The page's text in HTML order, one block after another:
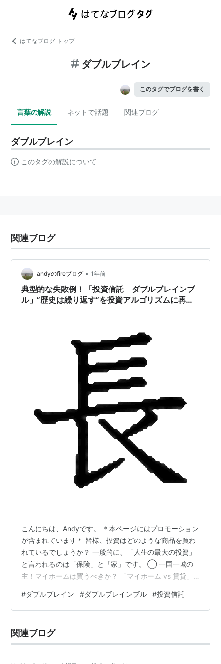
はてなブログ トップ
ダブルブレイン
このタグでブログを書く
言葉の解説 ネットで話題 関連ブログ
ダブルブレイン
このタグの解説について
関連ブログ
andyのfireブログ • 1年前
典型的な失敗例！「投資信託 ダブルブレインブ
ル」”歴史は繰り返す”を投資アルゴリズムに再現
こんにちは、Andyです。 ＊本ページにはプロモーション
が含まれています＊ 皆様、投資はどのような商品を買わ
れているでしょうか？ 一般的に、「人生の最大の投資」
と言われるのは「保険」と「家」です。 ◯ 一国一城の
主！マイホームは買うべきか？ 「マイホーム vs 賃貸」
以下のとおりです。 現金一括購入以外はローン＝借金に
よるレバレッジ テールリスク（地震などの大災害）への
った家が地震で損壊するリスクを考えると、私は柔軟性
のある賃貸が合っていると考えています。 ◯ 保険につ
#ダブルブレイン #ダブルブレインブル #投資信託
関連ブログ